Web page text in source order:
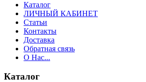
Каталог
ЛИЧНЫЙ КАБИНЕТ
Статьи
Контакты
Доставка
Обратная связь
О Нас...
Каталог